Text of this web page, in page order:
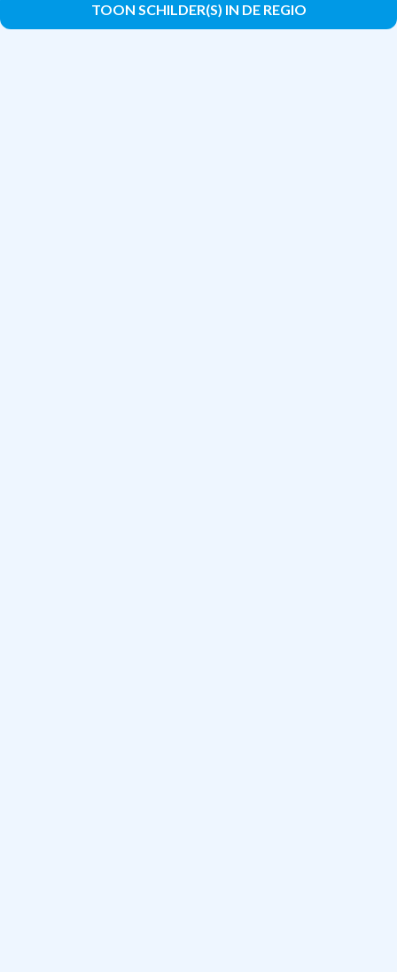
TOON SCHILDER(S) IN DE REGIO